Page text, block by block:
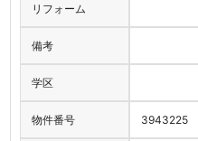
リフォーム
備考
学区
物件番号 3943225